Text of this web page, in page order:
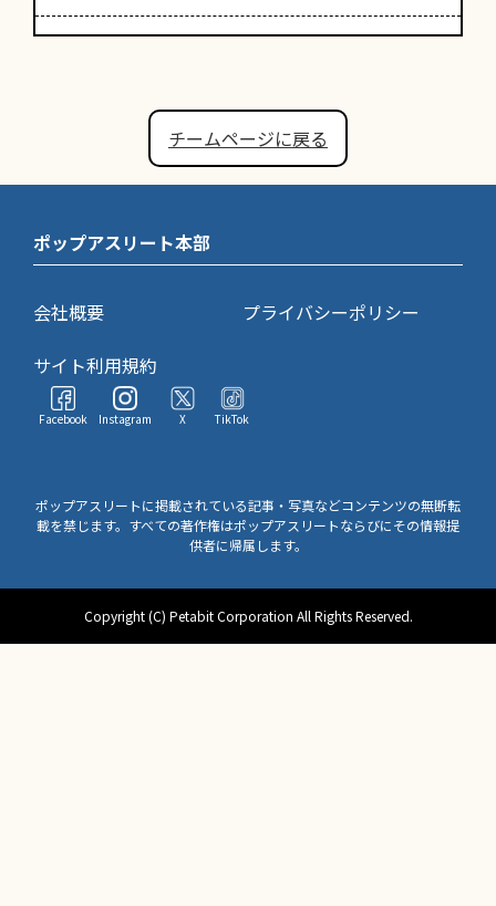
チームページに戻る
ポップアスリート本部
会社概要
プライバシーポリシー
サイト利用規約
Facebook Instagram X TikTok
ポップアスリートに掲載されている記事・写真などコンテンツの無断転
載を禁じます。すべての著作権はポップアスリートならびにその情報提
供者に帰属します。
Copyright (C) Petabit Corporation All Rights Reserved.